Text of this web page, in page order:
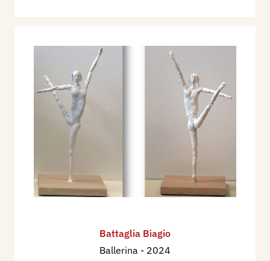
Battaglia Biagio
Ballerina - 2024